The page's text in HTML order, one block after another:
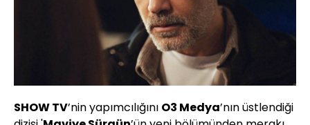
SHOW TV’nin yapımcılığını O3 Medya’nın üstlendiği